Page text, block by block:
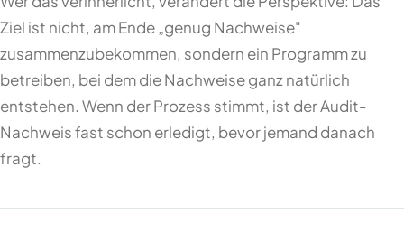
Ziel ist nicht, am Ende „genug Nachweise"
zusammenzubekommen, sondern ein Programm zu
betreiben, bei dem die Nachweise ganz natürlich
entstehen. Wenn der Prozess stimmt, ist der Audit-
Nachweis fast schon erledigt, bevor jemand danach
fragt.